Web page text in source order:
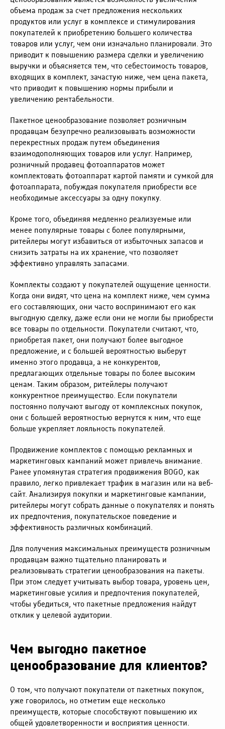
объема продаж за счет предложения нескольких
продуктов или услуг в комплексе и стимулирования
покупателей к приобретению большего количества
товаров или услуг, чем они изначально планировали. Это
приводит к повышению размера сделки и увеличению
выручки и объясняется тем, что себестоимость товаров,
входящих в комплект, зачастую ниже, чем цена пакета,
что приводит к повышению нормы прибыли и
увеличению рентабельности.
Пакетное ценообразование позволяет розничным
продавцам безупречно реализовывать возможности
перекрестных продаж путем объединения
взаимодополняющих товаров или услуг. Например,
розничный продавец фотоаппаратов может
комплектовать фотоаппарат картой памяти и сумкой для
фотоаппарата, побуждая покупателя приобрести все
необходимые аксессуары за одну покупку.
Кроме того, объединяя медленно реализуемые или
менее популярные товары с более популярными,
ритейлеры могут избавиться от избыточных запасов и
снизить затраты на их хранение, что позволяет
эффективно управлять запасами.
Комплекты создают у покупателей ощущение ценности.
Когда они видят, что цена на комплект ниже, чем сумма
его составляющих, они часто воспринимают его как
выгодную сделку, даже если они не могли бы приобрести
все товары по отдельности. Покупатели считают, что,
приобретая пакет, они получают более выгодное
предложение, и с большей вероятностью выберут
именно этого продавца, а не конкурентов,
предлагающих отдельные товары по более высоким
ценам. Таким образом, ритейлеры получают
конкурентное преимущество. Если покупатели
постоянно получают выгоду от комплексных покупок,
они с большей вероятностью вернутся к ним, что еще
больше укрепляет лояльность покупателей.
Продвижение комплектов с помощью рекламных и
маркетинговых кампаний может привлечь внимание.
Ранее упомянутая стратегия продвижения BOGO, как
правило, легко привлекает трафик в магазин или на веб-
сайт. Анализируя покупки и маркетинговые кампании,
ритейлеры могут собрать данные о покупателях и понять
их предпочтения, покупательское поведение и
эффективность различных комбинаций.
Для получения максимальных преимуществ розничным
продавцам важно тщательно планировать и
реализовывать стратегии ценообразования на пакеты.
При этом следует учитывать выбор товара, уровень цен,
маркетинговые усилия и предпочтения покупателей,
чтобы убедиться, что пакетные предложения найдут
отклик у целевой аудитории.
Чем выгодно пакетное
ценообразование для клиентов?
О том, что получают покупатели от пакетных покупок,
уже говорилось, но отметим еще несколько
преимуществ, которые способствуют повышению их
общей удовлетворенности и восприятия ценности.